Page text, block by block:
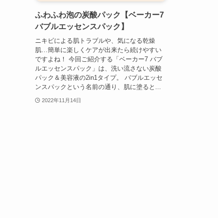
ふわふわ泡の炭酸パック【ベーカー7
バブルエッセンスパック】
ニキビによる肌トラブルや、気になる乾燥
肌…簡単に楽しくケアが出来たら続けやすい
ですよね！ 今回ご紹介する「ベーカー7 バブ
ルエッセンスパック」は、洗い流さない炭酸
パック＆美容液の2in1タイプ。 バブルエッセ
ンスパックという名前の通り、肌に塗ると...
2022年11月14日